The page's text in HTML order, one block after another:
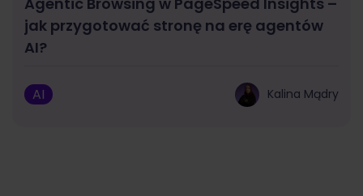
jak przygotować stronę na erę agentów
AI?
AI Kalina Mądry